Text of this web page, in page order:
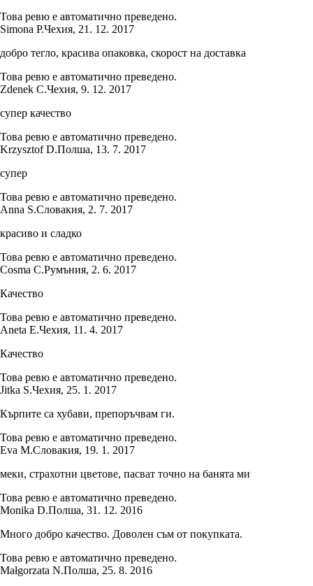
Това ревю е автоматично преведено.
Simona P.Чехия, 21. 12. 2017
добро тегло, красива опаковка, скорост на доставка
Това ревю е автоматично преведено.
Zdenek C.Чехия, 9. 12. 2017
супер качество
Това ревю е автоматично преведено.
Krzysztof D.Полша, 13. 7. 2017
супер
Това ревю е автоматично преведено.
Anna S.Словакия, 2. 7. 2017
красиво и сладко
Това ревю е автоматично преведено.
Cosma C.Румъния, 2. 6. 2017
Качество
Това ревю е автоматично преведено.
Aneta E.Чехия, 11. 4. 2017
Качество
Това ревю е автоматично преведено.
Jitka S.Чехия, 25. 1. 2017
Кърпите са хубави, препоръчвам ги.
Това ревю е автоматично преведено.
Eva M.Словакия, 19. 1. 2017
меки, страхотни цветове, пасват точно на банята ми
Това ревю е автоматично преведено.
Monika D.Полша, 31. 12. 2016
Много добро качество. Доволен съм от покупката.
Това ревю е автоматично преведено.
Małgorzata N.Полша, 25. 8. 2016